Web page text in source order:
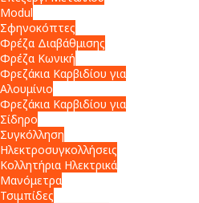
Modul
Σφηνοκόπτες
Φρέζα Διαβάθμισης
Φρέζα Κωνική
Φρεζάκια Καρβιδίου για
Αλουμίνιο
Φρεζάκια Καρβιδίου για
Σίδηρο
Συγκόλληση
Ηλεκτροσυγκολλήσεις
Κολλητήρια Ηλεκτρικά
Μανόμετρα
Τσιμπίδες